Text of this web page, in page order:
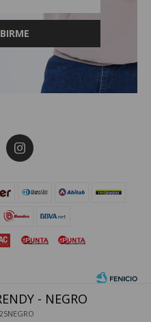
- NEGRO
